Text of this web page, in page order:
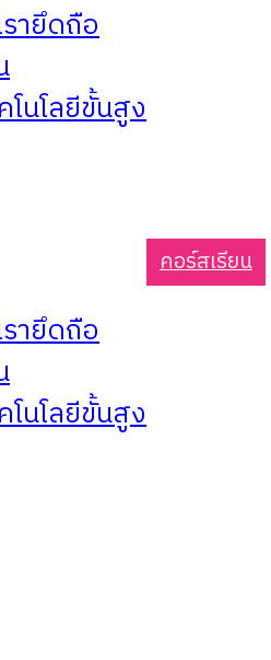
ายึดถือ
นโลยีขั้นสูง
ายึดถือ
นโลยีขั้นสูง
คอร์สเรียน